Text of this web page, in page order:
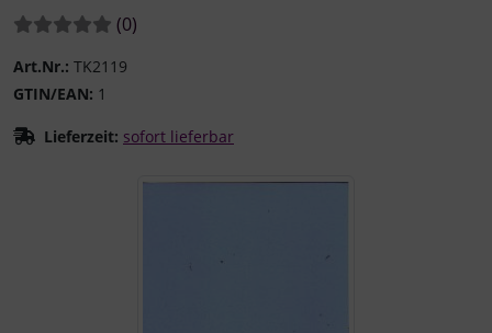
Bewertungen:
(0Bewertungen
)
Art.Nr.: TK2119
GTIN/EAN: 1
Lieferzeit: sofort lieferbar
Wenn mehr als ein Produktbild existiert, können Sie die